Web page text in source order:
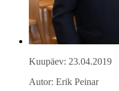
Kuupäev: 23.04.2019
Autor: Erik Peinar